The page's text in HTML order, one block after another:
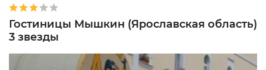
Гостиницы Мышкин (Ярославская область)
3 звезды